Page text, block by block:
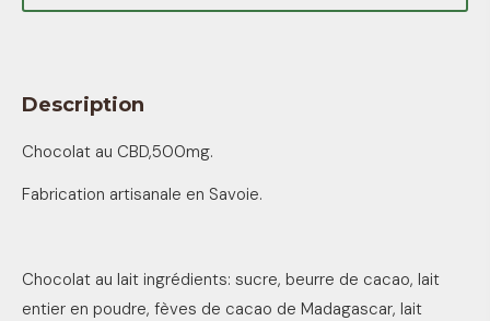
Description
Chocolat au CBD,500mg.
Fabrication artisanale en Savoie.
Chocolat au lait ingrédients: sucre, beurre de cacao, lait
entier en poudre, fèves de cacao de Madagascar, lait